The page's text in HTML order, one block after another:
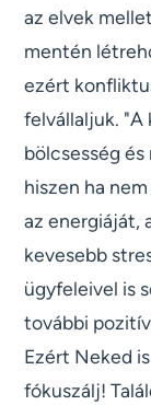
az elvek
mentén
ezért
felvállaljuk. "A
bölcsesség
hiszen ha
az energiáját,
kevesebb
ügyfeleivel is
további
Ezért Neked
fókuszálj!